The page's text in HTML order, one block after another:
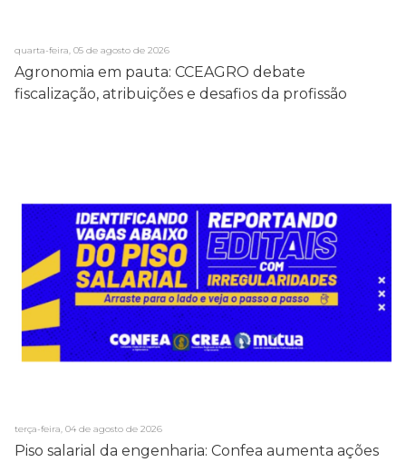
quarta-feira, 05 de agosto de 2026
Agronomia em pauta: CCEAGRO debate
fiscalização, atribuições e desafios da profissão
terça-feira, 04 de agosto de 2026
Piso salarial da engenharia: Confea aumenta ações